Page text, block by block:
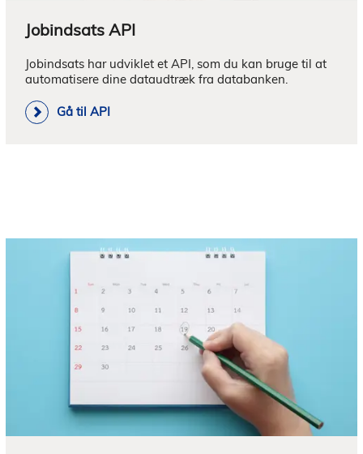
Jobindsats API
Jobindsats har udviklet et API, som du kan bruge til at
automatisere dine dataudtræk fra databanken.
Gå til API